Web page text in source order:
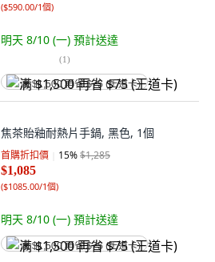
($590.00/1個)
明天 8/10 (一) 預計送達
(1)
满 $1,500 再省 $75 (王道卡)
焦茶貽釉耐熱片手鍋, 黑色, 1個
首購折扣價 15%$1,285
$1,085
($1085.00/1個)
明天 8/10 (一) 預計送達
满 $1,500 再省 $75 (王道卡)